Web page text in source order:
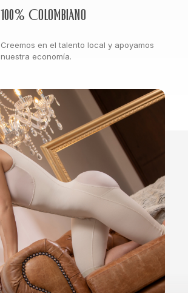
100% Colombiano
Creemos en el talento local y apoyamos
nuestra economía.